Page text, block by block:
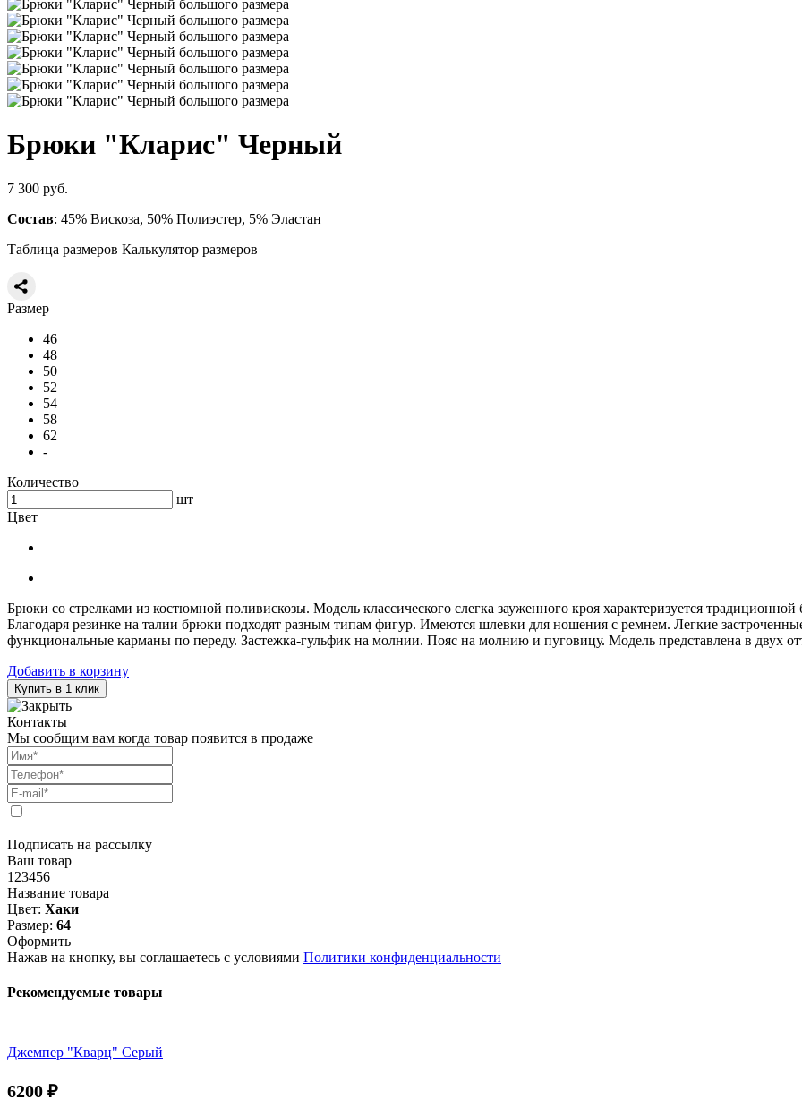
Брюки "Кларис" Черный
7 300 руб.
Состав: 45% Вискоза, 50% Полиэстер, 5% Эластан
Таблица размеров Калькулятор размеров
Размер
46
48
50
52
54
58
62
-
Количество
шт
Цвет
Брюки со стрелками из костюмной поливискозы. Модель классического слегка зауженного кроя характеризуется
Благодаря резинке на талии брюки подходят разным типам фигур. Имеются шлевки для ношения с ремнем. Легкие
функциональные карманы по переду. Застежка-гульфик на молнии. Пояс на молнию и пуговицу. Модель представлена в двух
Добавить в корзину
Купить в 1 клик
Контакты
Мы сообщим вам когда товар появится в продаже
Подписать на рассылку
Ваш товар
123456
Название товара
Цвет: Хаки
Размер: 64
Оформить
Нажав на кнопку, вы соглашаетесь с условиями Политики конфиденциальности
Рекомендуемые товары
Джемпер "Кварц" Серый
6200 ₽